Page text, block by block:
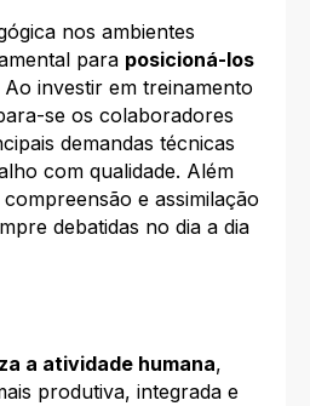
nos ambientes
para posicioná-los
Ao investir em treinamento
se os colaboradores
demandas técnicas
com qualidade. Além
e assimilação
debatidas no dia a dia
a atividade humana,
produtiva, integrada e